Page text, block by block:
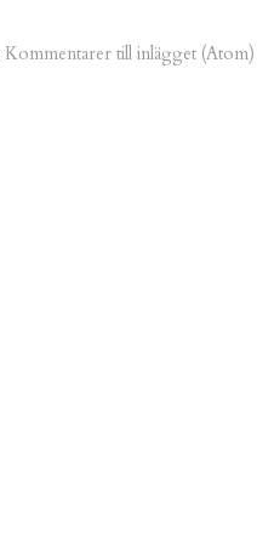
Kommentarer till inlägget (Atom)